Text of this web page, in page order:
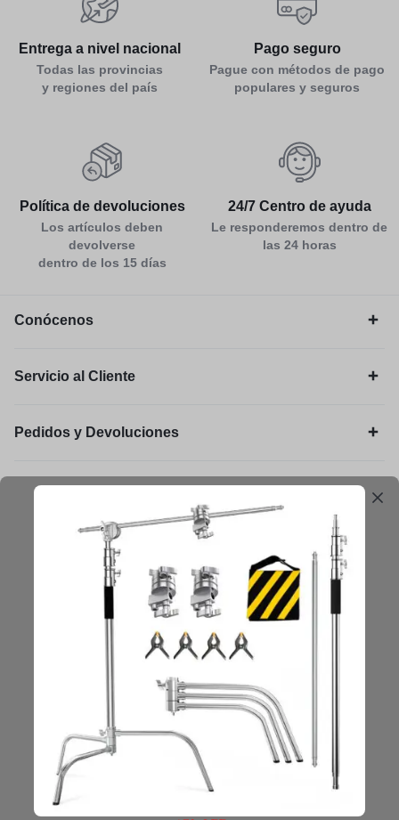
Entrega a nivel nacional
Todas las provincias
y regiones del país
Pago seguro
Pague con métodos de pago
populares y seguros
Política de devoluciones
Los artículos deben
devolverse
dentro de los 15 días
24/7 Centro de ayuda
Le responderemos dentro de
las 24 horas
Conócenos
Servicio al Cliente
Pedidos y Devoluciones
Legal
Mantengámonos en contacto
Obtenga consejos, sugerencias, actualizaciones y más.
Mantenerse en Contacto
Copyright © 2025 Vasto, All